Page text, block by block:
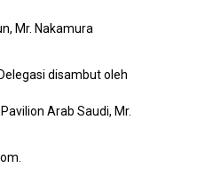
Mr. Nakamura
disambut oleh
Arab Saudi, Mr.